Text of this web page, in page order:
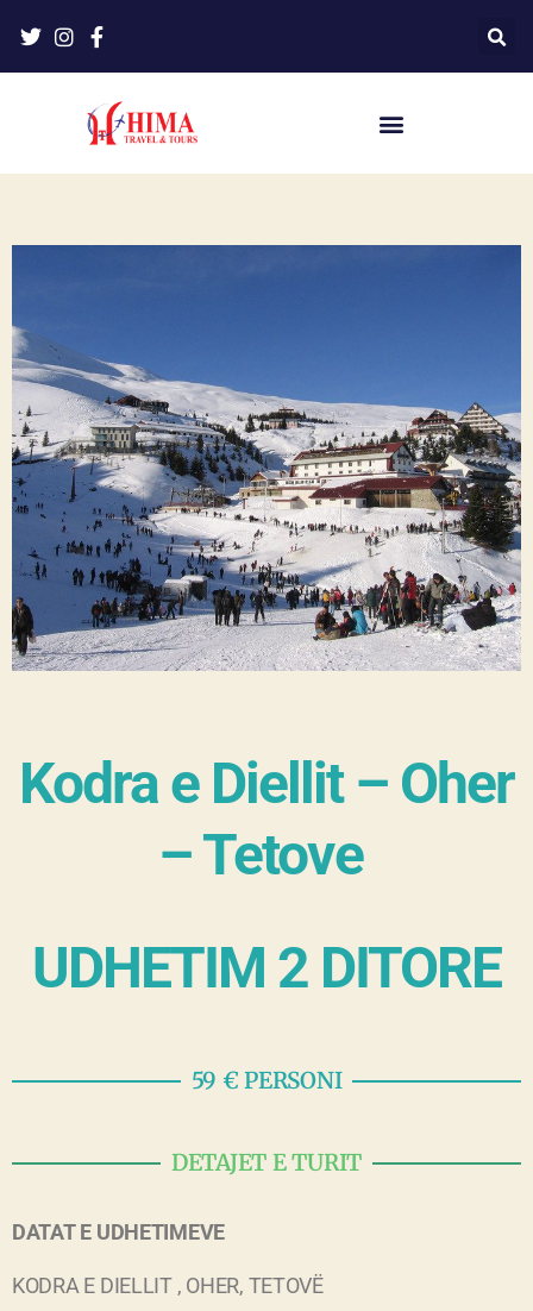
Kodra e Diellit – Oher
– Tetove
UDHETIM 2 DITORE
59 € PERSONI
DETAJET E TURIT
DATAT E UDHETIMEVE
KODRA E DIELLIT , OHER, TETOVË